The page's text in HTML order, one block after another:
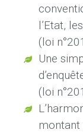
l’Etat,
(loi
Une
(loi
montant